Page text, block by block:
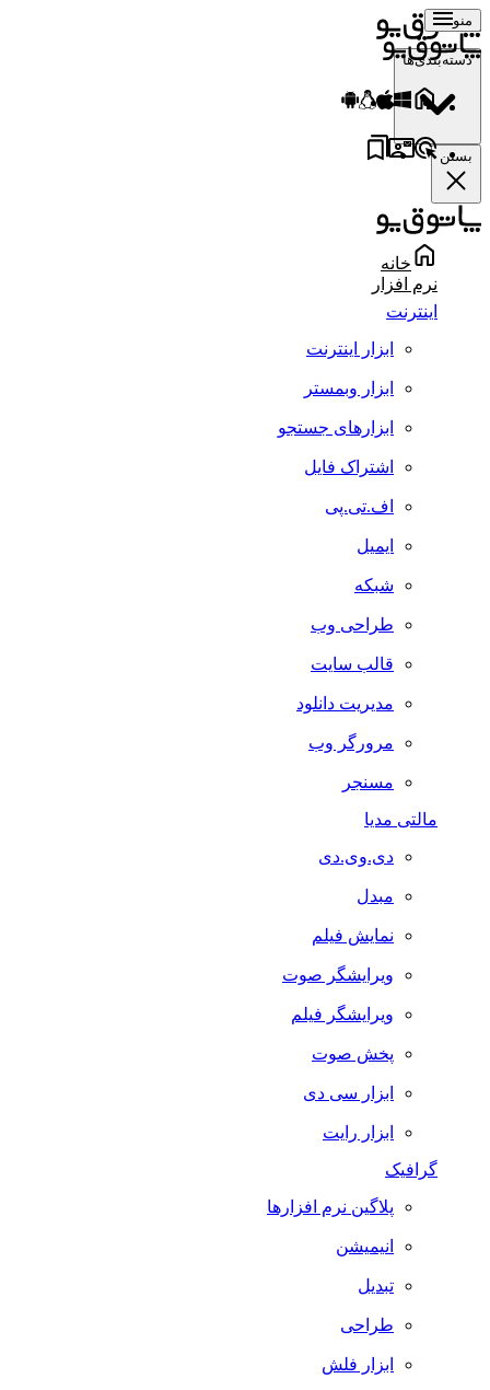
منو
دسته‌بندی‌ها
بستن
خانه
نرم افزار
اینترنت
ابزار اینترنت
ابزار وبمستر
ابزارهای جستجو
اشتراک فایل
اف.تی.پی
ایمیل
شبکه
طراحی وب
قالب سایت
مدیریت دانلود
مرورگر وب
مسنجر
مالتی مدیا
دی.وی.دی
مبدل
نمایش فیلم
ویرایشگر صوت
ویرایشگر فیلم
پخش صوت
ابزار سی دی
ابزار رایت
گرافیک
پلاگین نرم افزارها
انیمیشن
تبدیل
طراحی
ابزار فلش